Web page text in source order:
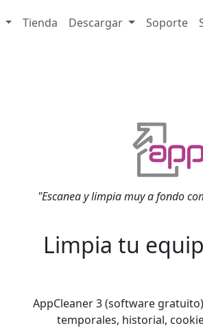
Tienda Descargar Soporte
"Escanea y limpia muy a fondo
Limpia tu
AppCleaner 3 (software
temporales, historial,